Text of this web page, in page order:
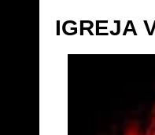
IGREJA